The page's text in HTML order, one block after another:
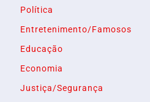
Política
Entretenimento/Famosos
Educação
Economia
Justiça/Segurança